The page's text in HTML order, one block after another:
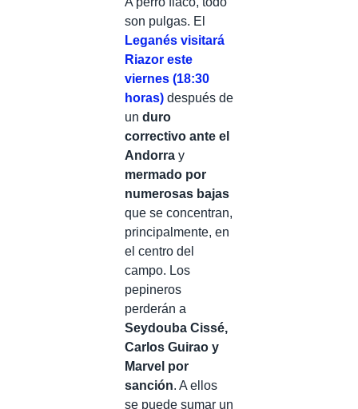
son pulgas. El
Leganés visitará
Riazor este
viernes (18:30
horas) después de
un duro
correctivo ante el
Andorra y
mermado por
numerosas bajas
que se concentran,
principalmente, en
el centro del
campo. Los
pepineros
perderán a
Seydouba Cissé,
Carlos Guirao y
Marvel por
sanción. A ellos
se puede sumar un